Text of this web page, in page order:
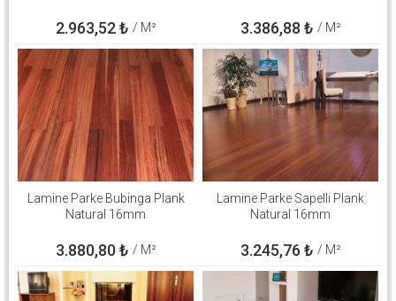
2.963,52₺ / M² 3.386,88 ₺ / M²
Lamine Parke Bubinga Plank
Natural 16mm
3.880,80₺ / M²
Lamine Parke Sapelli Plank
Natural 16mm
3.245,76 ₺ / M²